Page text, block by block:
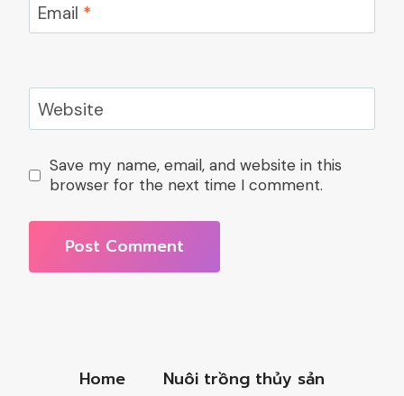
Email *
Website
Save my name, email, and website in this
browser for the next time I comment.
Home Nuôi trồng thủy sản